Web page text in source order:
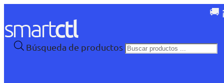
🚚
Búsqueda de productos